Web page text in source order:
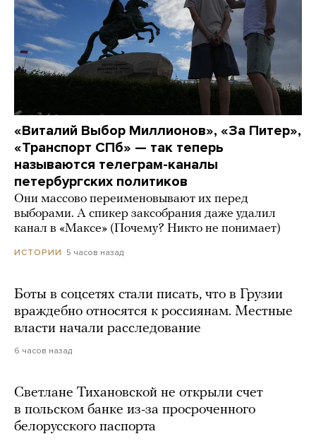
«Виталий Выбор Миллионов», «За Питер»,
«Транспорт СПб» — так теперь
называются телеграм-каналы
петербургских политиков
Они массово переименовывают их перед
выборами. А спикер заксобрания даже удалил
канал в «Максе» (Почему? Никто не понимает)
ИСТОРИИ 5 часов назад
Боты в соцсетях стали писать, что в Грузии
враждебно относятся к россиянам. Местные
власти начали расследование
6 часов назад
Светлане Тихановской не открыли счет
в польском банке из-за просроченного
белорусского паспорта